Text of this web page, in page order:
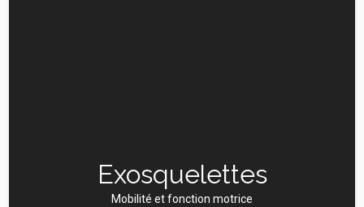
Exosquelettes
Mobilité et fonction motrice